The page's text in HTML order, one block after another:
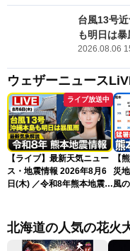
台風13号
も明日は暴
2026.08.06
ウェザーニュース
ライブ放送中
【ライブ】最新天気ニュー
ス・地震情報 2026年8月6
日(木) ／令和8年熊本地震情
LiVEムーン・駒木結衣／本
田竜也〉
【
災
風
北海道の人気の花火